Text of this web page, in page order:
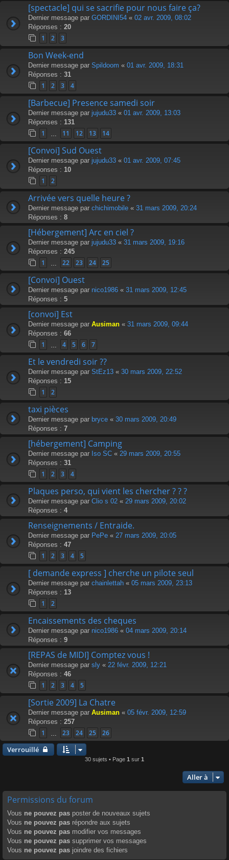
[spectacle] qui se sacrifie pour nous faire ça?
Dernier message par GORDINI54 « 02 avr. 2009, 08:02
Réponses : 20
1 2 3
Bon Week-end
Dernier message par Spildoom « 01 avr. 2009, 18:31
Réponses : 31
1 2 3 4
[Barbecue] Presence samedi soir
Dernier message par jujudu33 « 01 avr. 2009, 13:03
Réponses : 131
1 11 12 13 14
[Convoi] Sud Ouest
Dernier message par jujudu33 « 01 avr. 2009, 07:45
Réponses : 10
1 2
Arrivée vers quelle heure ?
Dernier message par chichimobile « 31 mars 2009, 20:24
Réponses : 8
[Hébergement] Arc en ciel ?
Dernier message par jujudu33 « 31 mars 2009, 19:16
Réponses : 245
1 22 23 24 25
[Convoi] Ouest
Dernier message par nico1986 « 31 mars 2009, 12:45
Réponses : 5
[convoi] Est
Dernier message par Ausiman « 31 mars 2009, 09:44
Réponses : 66
1 4 5 6 7
Et le vendredi soir ??
Dernier message par StEz13 « 30 mars 2009, 22:52
Réponses : 15
1 2
taxi pièces
Dernier message par bryce « 30 mars 2009, 20:49
Réponses : 7
[hébergement] Camping
Dernier message par Iso SC « 29 mars 2009, 20:55
Réponses : 31
1 2 3 4
Plaques perso, qui vient les chercher ? ? ?
Dernier message par Clio s 02 « 29 mars 2009, 20:02
Réponses : 4
Renseignements / Entraide.
Dernier message par PePe « 27 mars 2009, 20:05
Réponses : 47
1 2 3 4 5
[ demande express ] cherche un pilote seul
Dernier message par chainlettah « 05 mars 2009, 23:13
Réponses : 13
1 2
Encaissements des cheques
Dernier message par nico1986 « 04 mars 2009, 20:14
Réponses : 9
[REPAS de MIDI] Comptez vous !
Dernier message par sly « 22 févr. 2009, 12:21
Réponses : 46
1 2 3 4 5
[Sortie 2009] La Chatre
Dernier message par Ausiman « 05 févr. 2009, 12:59
Réponses : 257
1 23 24 25 26
Verrouillé
30 sujets • Page 1 sur 1
Aller à
Permissions du forum
Vous ne pouvez pas poster de nouveaux sujets
Vous ne pouvez pas répondre aux sujets
Vous ne pouvez pas modifier vos messages
Vous ne pouvez pas supprimer vos messages
Vous ne pouvez pas joindre des fichiers